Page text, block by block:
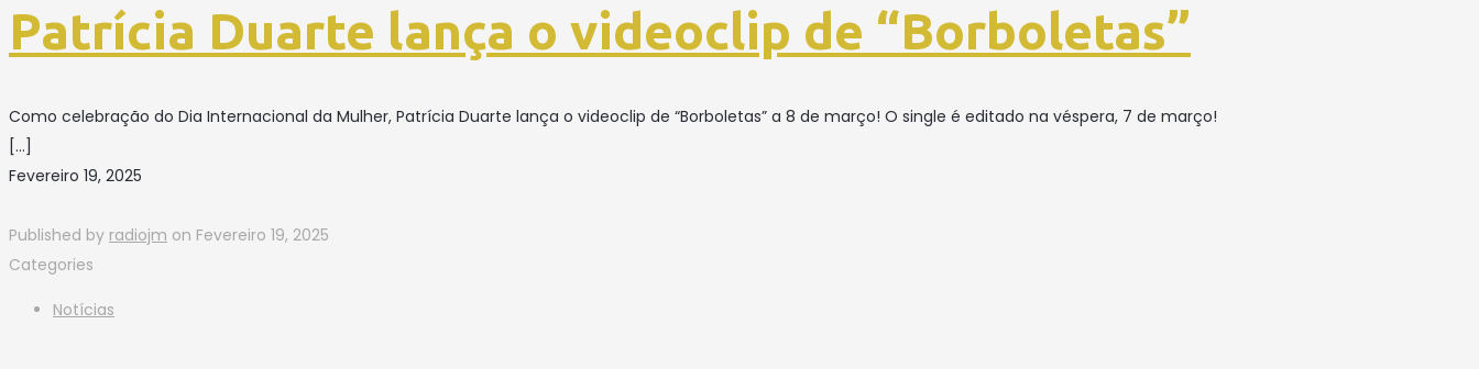
Patrícia Duarte lança o videoclip de “Borboletas”
Como celebração do Dia Internacional da Mulher, Patrícia Duarte lança o videoclip de “Borboletas” a 8 de março! O single é editado na véspera, 7 de março!
[…]
Fevereiro 19, 2025
Published by radiojm on Fevereiro 19, 2025
Categories
Notícias